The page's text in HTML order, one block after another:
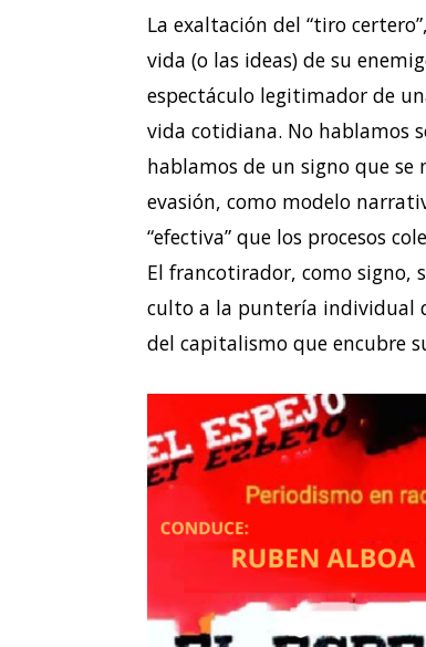
La exaltación del “tiro
vida (o las ideas) de su
espectáculo legitimador de
vida cotidiana. No hablamos
hablamos de un signo que
evasión, como modelo
“efectiva” que los procesos
El francotirador, como signo,
culto a la puntería individual
del capitalismo que encubre